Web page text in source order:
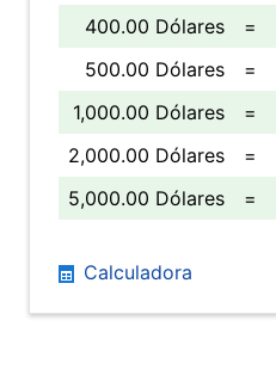
400.00 Dólares
=
500.00 Dólares
=
1,000.00 Dólares
=
2,000.00 Dólares
=
5,000.00 Dólares
=
Calculadora